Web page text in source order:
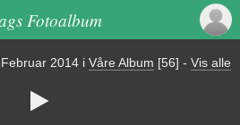
Fotoalbum
2014 i Våre Album [56] - Vis alle
